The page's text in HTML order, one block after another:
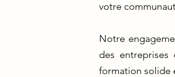
votre
Notre
des entreprises
formation solide